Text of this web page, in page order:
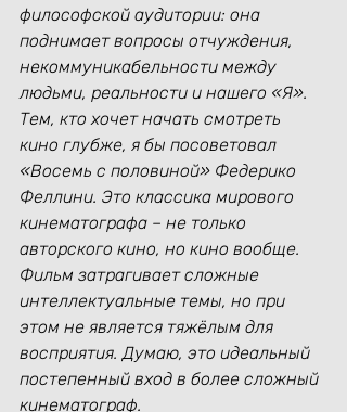
философской аудитории: она
поднимает вопросы отчуждения,
некоммуникабельности между
людьми, реальности и нашего «Я».
Тем, кто хочет начать смотреть
кино глубже, я бы посоветовал
«Восемь с половиной» Федерико
Феллини. Это классика мирового
кинематографа – не только
авторского кино, но кино вообще.
Фильм затрагивает сложные
интеллектуальные темы, но при
этом не является тяжёлым для
восприятия. Думаю, это идеальный
постепенный вход в более сложный
кинематограф.